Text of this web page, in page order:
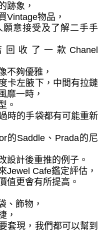
跡象，
Vintage物品，
意接受及了解二手手
回收了一款 Chanel
不夠優雅，
卡左腋下，中間有拉鏈
靡一時，
。
時的手袋都有可能重新
的Saddle、 Prada的尼
設計後重推的例子。
Jewel Cafe鑑定評估，
值更會有所提高。
、飾物，
，
套現，我們都可以幫到